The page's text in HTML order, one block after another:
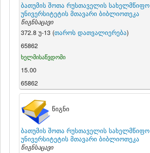
ბათუმის შოთა რუსთაველის სახელმწიფო
უნივერსიტეტის მთავარი ბიბლიოთეკა
წიგნსაცავი
372.8 უ-13 (თაროს დათვალიერება)
65862
ხელმისაწვდომი
15.00
65862
წიგნი
ბათუმის შოთა რუსთაველის სახელმწიფო
უნივერსიტეტის მთავარი ბიბლიოთეკა
წიგნსაცავი